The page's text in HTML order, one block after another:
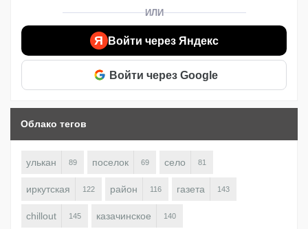
ИЛИ
Я Войти через Яндекс
Войти через Google
Облако тегов
улькан 89 поселок 69 село 81
иркутская 122 район 116 газета 143
chillout 145 казачинское 140